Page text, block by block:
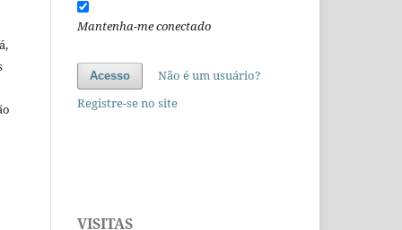
Mantenha-me conectado
Acesso
Não é um usuário?
Registre-se no site
VISITAS